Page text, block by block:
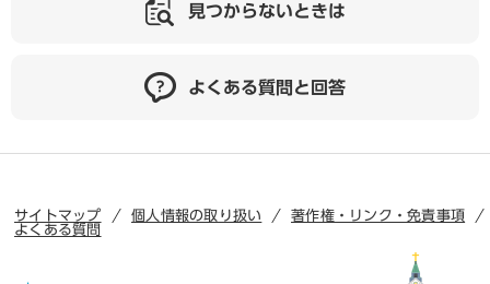
見つからないときは
よくある質問と回答
サイトマップ 個人情報の取り扱い
著作権・リンク・免責事項
よくある質問